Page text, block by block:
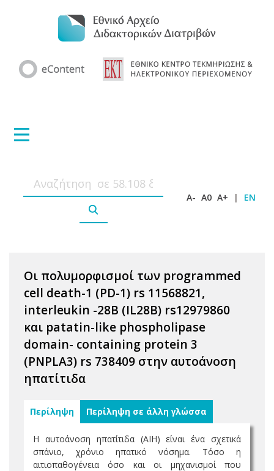
A- A0 A+ | EN
Οι πολυμορφισμοί των programmed
cell death-1 (PD-1) rs 11568821,
interleukin -28B (IL28B) rs12979860
και patatin-like phospholipase
domain- containing protein 3
(PNPLA3) rs 738409 στην αυτοάνοση
ηπατίτιδα
Περίληψη Περίληψη σε άλλη γλώσσα
Η αυτοάνοση ηπατίτιδα (AIH) είναι ένα σχετικά
σπάνιο, χρόνιο ηπατικό νόσημα. Τόσο η
αιτιοπαθογένεια όσο και οι μηχανισμοί που